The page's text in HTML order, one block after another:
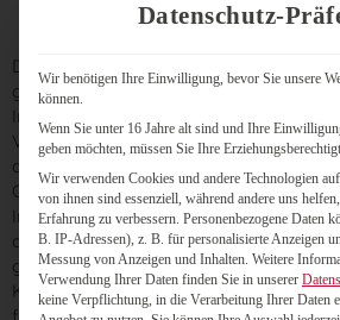
durchgeführt werden sollen.
Die Hürden für eine Online-Wahl waren
gab insbesondere Bedenken bei den
Informationssicherheit und Datenschutz.
Vorerfahrungen mit elektronischen
die Unterstützung durch den Anbieter
Gemeinsam mit den beiden
Informationssicherheit und
die verfügbaren Lösungen am Markt
geprüft. Dabei ging es um Aspekte wie
Konzept, die
Datenschutz-
Wir benötigen Ihre Einwilligung, bevor Sie unsere
können.
Wenn Sie unter 16 Jahre alt sind und Ihre
geben möchten, müssen Sie Ihre
Wir verwenden Cookies und andere Technologien
von ihnen sind essenziell, während andere uns
Erfahrung zu verbessern. Personenbezogene Daten
B. IP-Adressen), z. B. für personalisierte Anzeigen
Messung von Anzeigen und Inhalten. Weitere
Verwendung Ihrer Daten finden Sie in unserer
keine Verpflichtung, in die Verarbeitung Ihrer Daten